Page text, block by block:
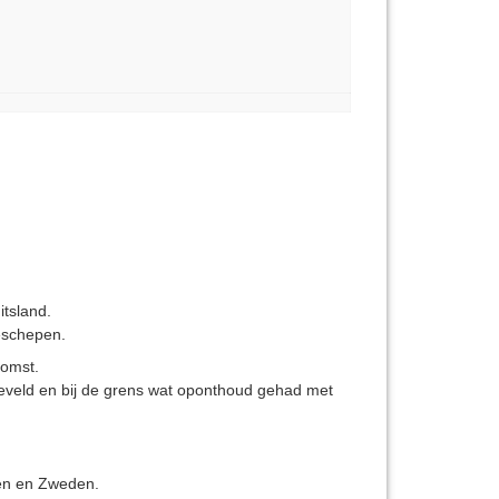
en bij de grens wat oponthoud gehad met
en Zweden.